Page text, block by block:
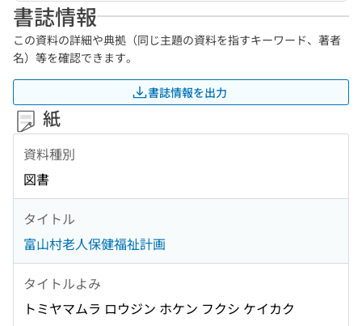
書誌情報
この資料の詳細や典拠（同じ主題の資料を指すキーワード、著者
名）等を確認できます。
書誌情報を出力
紙
資料種別
図書
タイトル
富山村老人保健福祉計画
タイトルよみ
トミヤマムラ ロウジン ホケン フクシ ケイカク